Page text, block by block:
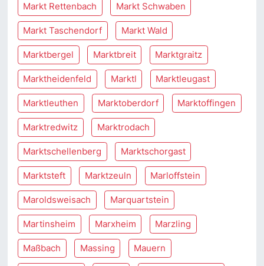
Markt Rettenbach Markt Schwaben
Markt Taschendorf Markt Wald
Marktbergel Marktbreit Marktgraitz
Marktheidenfeld Marktl Marktleugast
Marktleuthen Marktoberdorf Marktoffingen
Marktredwitz Marktrodach
Marktschellenberg Marktschorgast
Marktsteft Marktzeuln Marloffstein
Maroldsweisach Marquartstein
Martinsheim Marxheim Marzling
Maßbach Massing Mauern